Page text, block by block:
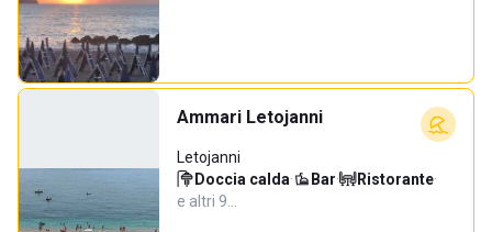
Ammari Letojanni
Letojanni
Doccia calda· Bar· Ristorante·
e altri 9…